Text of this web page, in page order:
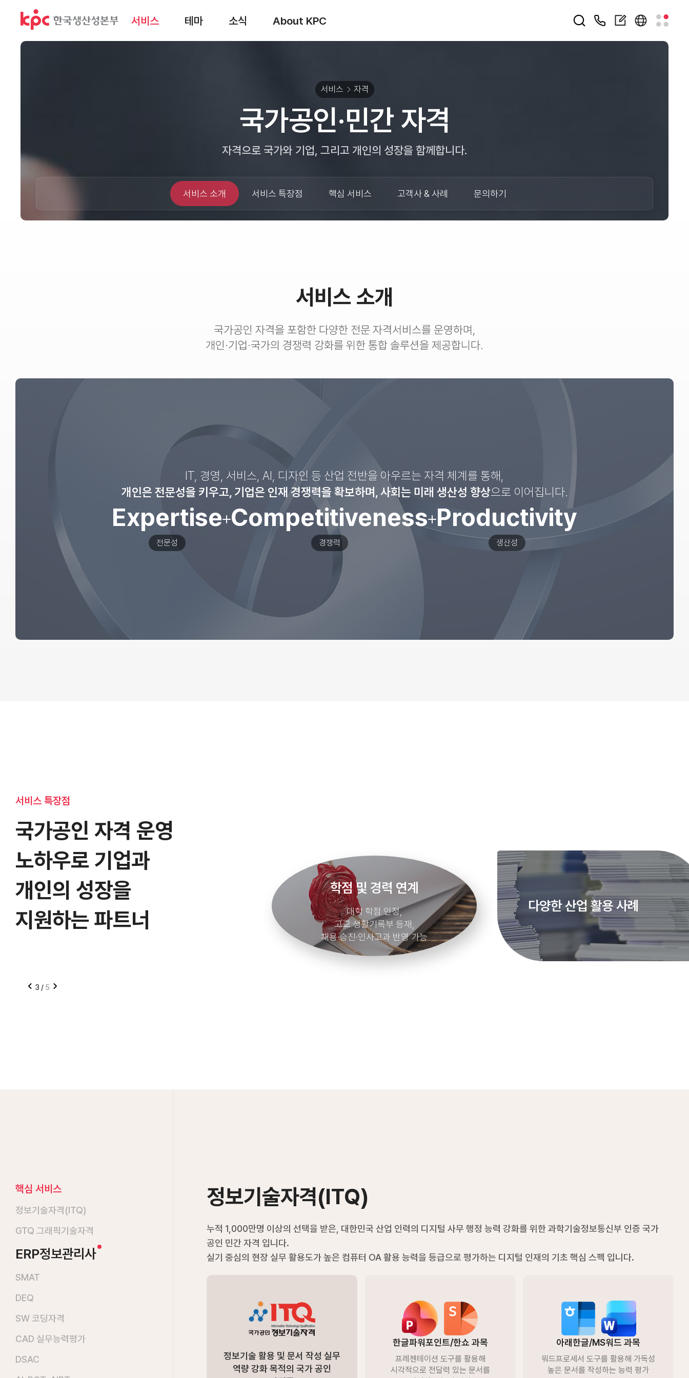
서비스 테마 소식 About KPC
서비스 자격
국가공인·민간 자격
자격으로 국가와 기업, 그리고 개인의 성장을 함께합니다.
서비스 소개 서비스 특장점 핵심 서비스 고객사 & 사례 문의하기
서비스 소개
국가공인 자격을 포함한 다양한 전문 자격서비스를 운영하며,
개인·기업·국가의 경쟁력 강화를 위한 통합 솔루션을 제공합니다.
IT, 경영, 서비스, AI, 디자인 등 산업 전반을 아우르는 자격 체계를 통해,
개인은 전문성을 키우고, 기업은 인재 경쟁력을 확보하며, 사회는 미래 생산성 향상으로 이어집니다.
Expertise
전문성
Competitiveness
경쟁력
Productivity
생산성
서비스 특장점
국가공인 자격 운영
노하우로 기업과
개인의 성장을
지원하는 파트너
4 / 5
대학 학점 인정,
다양한 산업 활용 사례
서비스·금융·유통·제조 등
폭넓은 산업 현장에서
채용, 승진, 인사고과 및
직원 역량 개발 목적으로 활용
맞춤형
자격 개발 컨설팅
핵심 서비스
정보기술자격(ITQ)
GTQ 그래픽기술자격
ERP정보관리사
SMAT
DEQ​
SW 코딩자격
CAD 실무능력평가
DSAC
정보기술자격(ITQ)
누적 1,000만명 이상의 선택을 받은, 대한민국 산업 인력의 디지털 사무 행정 능력 강화를 위한 과학기술정보통신부 인증 국가
공인 민간 자격 입니다.
실기 중심의 현장 실무 활용도가 높은 컴퓨터 OA 활용 능력을 등급으로 평가하는 디지털 인재의 기초 핵심 스펙 입니다. ​​
정보기술 활용 및 문서 작성 실무
역량 강화 목적의 국가 공인
한글파워포인트/한쇼 과목
프레젠테이션 도구를 활용해
시각적으로​ 전달력 있는 문서를
아래한글/MS워드 과목
워드프로세서 도구를 활용해 가독성
높은 문서를 작성하는 능력 평가​